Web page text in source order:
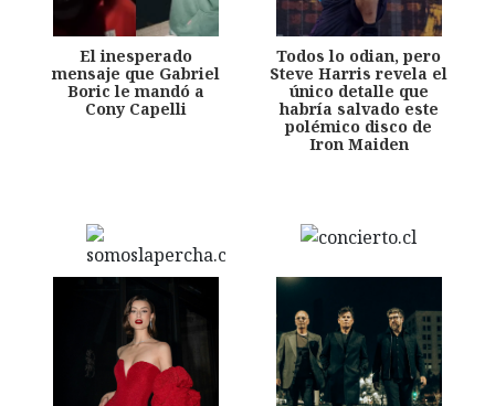
El inesperado
mensaje que Gabriel
Boric le mandó a
Cony Capelli
Todos lo odian, pero
Steve Harris revela el
único detalle que
habría salvado este
polémico disco de
Iron Maiden